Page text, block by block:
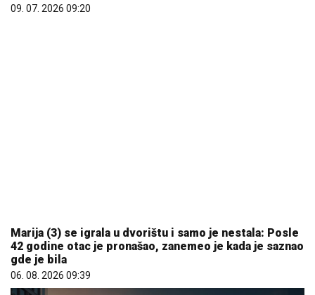
09. 07. 2026 09:20
06. 08. 2026 09:39